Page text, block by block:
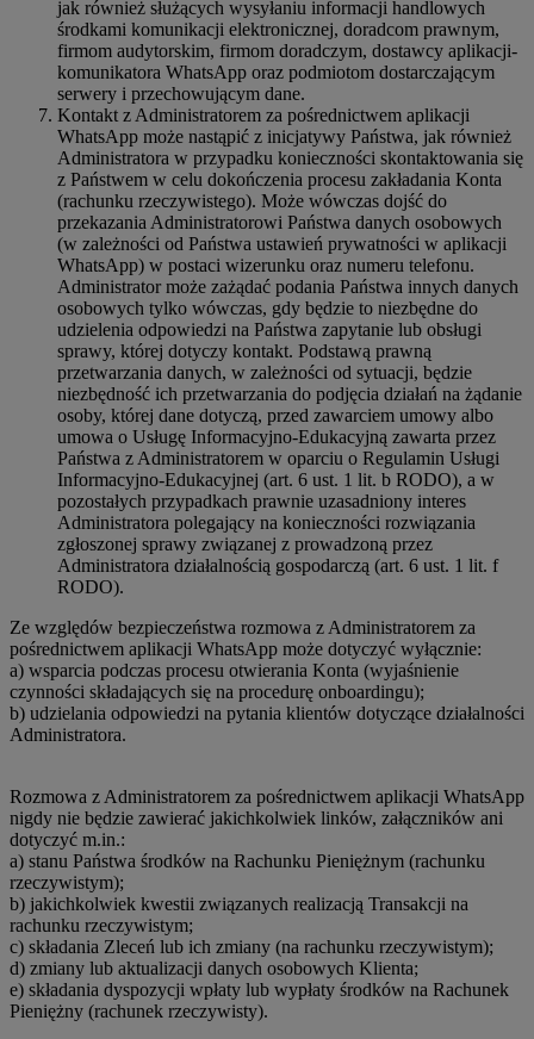
jak również służących wysyłaniu informacji handlowych
środkami komunikacji elektronicznej, doradcom prawnym,
firmom audytorskim, firmom doradczym, dostawcy aplikacji-
komunikatora WhatsApp oraz podmiotom dostarczającym
serwery i przechowującym dane.
Kontakt z Administratorem za pośrednictwem aplikacji
WhatsApp może nastąpić z inicjatywy Państwa, jak również
Administratora w przypadku konieczności skontaktowania się
z Państwem w celu dokończenia procesu zakładania Konta
(rachunku rzeczywistego). Może wówczas dojść do
przekazania Administratorowi Państwa danych osobowych
(w zależności od Państwa ustawień prywatności w aplikacji
WhatsApp) w postaci wizerunku oraz numeru telefonu.
Administrator może zażądać podania Państwa innych danych
osobowych tylko wówczas, gdy będzie to niezbędne do
udzielenia odpowiedzi na Państwa zapytanie lub obsługi
sprawy, której dotyczy kontakt. Podstawą prawną
przetwarzania danych, w zależności od sytuacji, będzie
niezbędność ich przetwarzania do podjęcia działań na żądanie
osoby, której dane dotyczą, przed zawarciem umowy albo
umowa o Usługę Informacyjno-Edukacyjną zawarta przez
Państwa z Administratorem w oparciu o Regulamin Usługi
Informacyjno-Edukacyjnej (art. 6 ust. 1 lit. b RODO), a w
pozostałych przypadkach prawnie uzasadniony interes
Administratora polegający na konieczności rozwiązania
zgłoszonej sprawy związanej z prowadzoną przez
Administratora działalnością gospodarczą (art. 6 ust. 1 lit. f
RODO).
Ze względów bezpieczeństwa rozmowa z Administratorem za
pośrednictwem aplikacji WhatsApp może dotyczyć wyłącznie:
a) wsparcia podczas procesu otwierania Konta (wyjaśnienie
czynności składających się na procedurę onboardingu);
b) udzielania odpowiedzi na pytania klientów dotyczące działalności
Administratora.
Rozmowa z Administratorem za pośrednictwem aplikacji WhatsApp
nigdy nie będzie zawierać jakichkolwiek linków, załączników ani
dotyczyć m.in.:
a) stanu Państwa środków na Rachunku Pieniężnym (rachunku
rzeczywistym);
b) jakichkolwiek kwestii związanych realizacją Transakcji na
rachunku rzeczywistym;
c) składania Zleceń lub ich zmiany (na rachunku rzeczywistym);
d) zmiany lub aktualizacji danych osobowych Klienta;
e) składania dyspozycji wpłaty lub wypłaty środków na Rachunek
Pieniężny (rachunek rzeczywisty).